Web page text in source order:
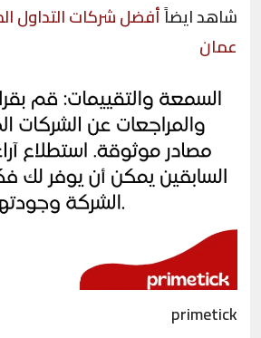
شاهد ايضاًأفضل شركات التداول
عمان
primetick